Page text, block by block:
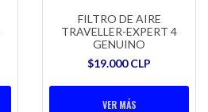
FILTRO DE AIRE
TRAVELLER-EXPERT 4
GENUINO
$19.000 CLP
VER MÁS